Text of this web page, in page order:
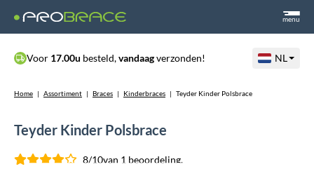
menu
Voor 17.00u besteld,vandaagverzonden! NL
Home | Assortiment | Braces | Kinderbraces | Teyder Kinder Polsbrace
Teyder Kinder Polsbrace
8/10van 1 beoordeling.